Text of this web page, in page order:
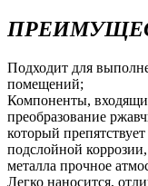
Подходит для
помещений;
Компоненты,
преобразование
который
подслойной
металла прочное
Легко наносится,